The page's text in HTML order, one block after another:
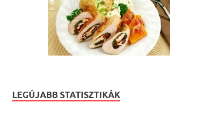
LEGÚJABB STATISZTIKÁK